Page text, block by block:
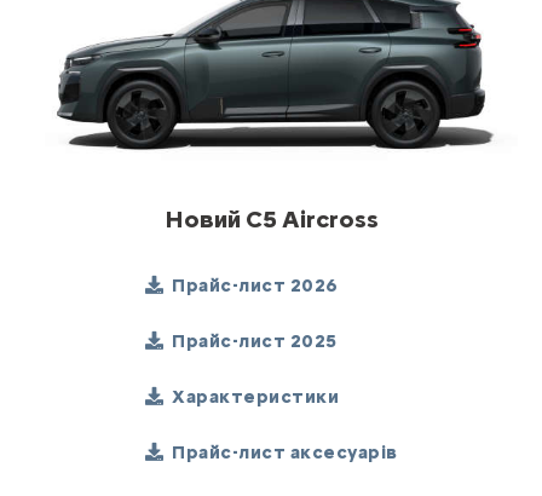
Новий C5 Aircross
Прайс-лист 2026
Прайс-лист 2025
Характеристики
Прайс-лист аксесуарів